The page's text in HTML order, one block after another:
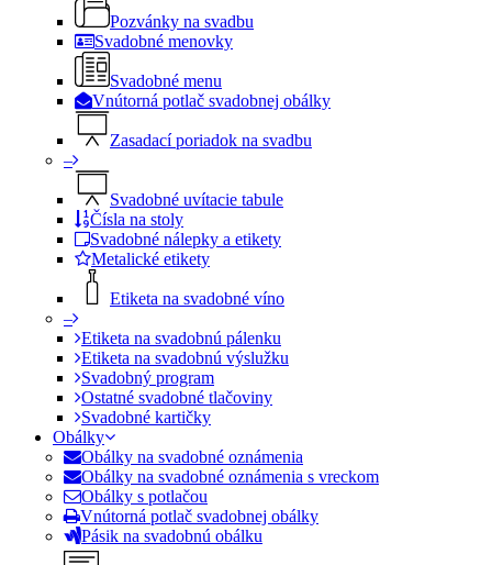
Pozvánky na svadbu
Svadobné menovky
Svadobné menu
Vnútorná potlač svadobnej obálky
Zasadací poriadok na svadbu
–
Svadobné uvítacie tabule
Čísla na stoly
Svadobné nálepky a etikety
Metalické etikety
Etiketa na svadobné víno
–
Etiketa na svadobnú pálenku
Etiketa na svadobnú výslužku
Svadobný program
Ostatné svadobné tlačoviny
Svadobné kartičky
Obálky
Obálky na svadobné oznámenia
Obálky na svadobné oznámenia s vreckom
Obálky s potlačou
Vnútorná potlač svadobnej obálky
Pásik na svadobnú obálku